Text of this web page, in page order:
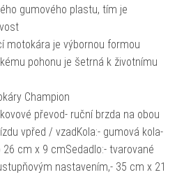
gumového plastu, tím je
motokára je výbornou formou
pohonu je šetrná k životnímu
Champion
převod- ruční brzda na obou
vpřed / vzadKola:- gumová kola-
cm x 9 cmSedadlo:- tvarované
nastavením,- 35 cm x 21